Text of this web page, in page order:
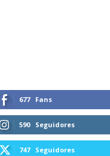
677 Fans
590 Seguidores
747 Seguidores